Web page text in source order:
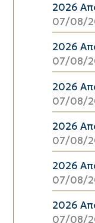
2026
07/08/
2026
07/08/
2026
07/08/
2026
07/08/
2026
07/08/
2026
07/08/